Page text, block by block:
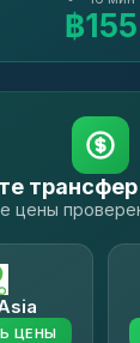
฿155
трансфер
цены
ЦЕНЫ